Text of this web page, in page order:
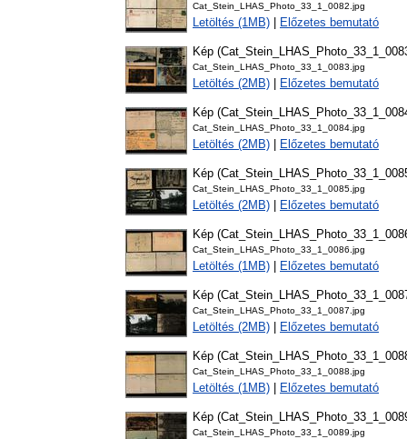
Cat_Stein_LHAS_Photo_33_1_0082.jpg
Letöltés (1MB) Előzetes bemutató
Kép
Cat_Stein_LHAS_Photo_33_1_0083.jpg
Letöltés (2MB) Előzetes bemutató
Kép
Cat_Stein_LHAS_Photo_33_1_0084.jpg
Letöltés (2MB) Előzetes bemutató
Kép
Cat_Stein_LHAS_Photo_33_1_0085.jpg
Letöltés (2MB) Előzetes bemutató
Kép
Cat_Stein_LHAS_Photo_33_1_0086.jpg
Letöltés (1MB) Előzetes bemutató
Kép
Cat_Stein_LHAS_Photo_33_1_0087.jpg
Letöltés (2MB) Előzetes bemutató
Kép
Cat_Stein_LHAS_Photo_33_1_0088.jpg
Letöltés (1MB) Előzetes bemutató
Kép
Cat_Stein_LHAS_Photo_33_1_0089.jpg